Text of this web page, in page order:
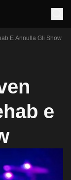
E Annulla Gli Show
e